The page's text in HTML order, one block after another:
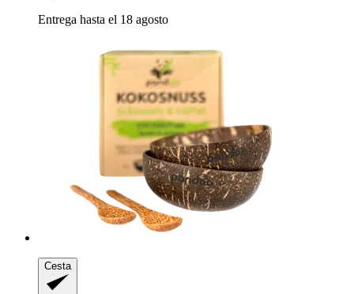
Entrega hasta el 18 agosto
Cesta